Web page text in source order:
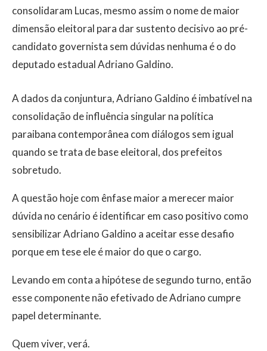
consolidaram Lucas, mesmo assim o nome de maior
dimensão eleitoral para dar sustento decisivo ao pré-
candidato governista sem dúvidas nenhuma é o do
deputado estadual Adriano Galdino.
A dados da conjuntura, Adriano Galdino é imbatível na
consolidação de influência singular na política
paraibana contemporânea com diálogos sem igual
quando se trata de base eleitoral, dos prefeitos
sobretudo.
A questão hoje com ênfase maior a merecer maior
dúvida no cenário é identificar em caso positivo como
sensibilizar Adriano Galdino a aceitar esse desafio
porque em tese ele é maior do que o cargo.
Levando em conta a hipótese de segundo turno, então
esse componente não efetivado de Adriano cumpre
papel determinante.
Quem viver, verá.